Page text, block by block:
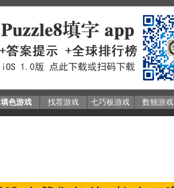
填色游戏 找茬游戏 七巧板游戏 数独游戏